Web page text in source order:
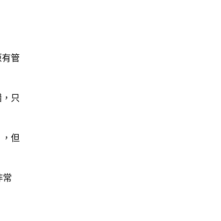
管
只
，但
常